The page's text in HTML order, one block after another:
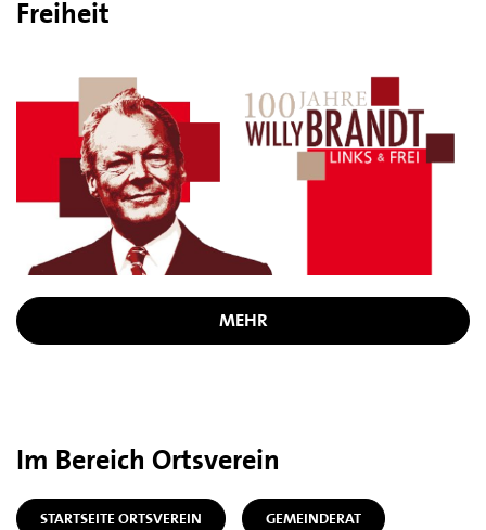
Freiheit
MEHR
Im Bereich Ortsverein
STARTSEITE ORTSVEREIN GEMEINDERAT